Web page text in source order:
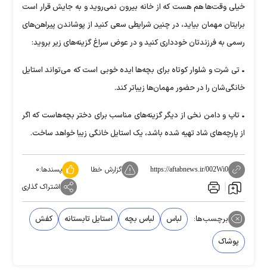
خیلی وقت‌ها هم هست که از خانه بیرون نمی‌روید و به جایش قرار است
برایتان مهمان بیاید، در چنین شرایطی سعی کنید از پوشاندن پیراهن‌های
رسمی به فرزندتان خودداری کنید و در عوض سراغ گزینه‌های زیر بروید:
• تی شرت و شلوار کوتاه برای بچه‌ها ایده خوبی است که می‌تواند استایل
خانگی‌شان را در حضور مهمان‌ها زیباتر کند.
• تاپ و دامن نخی از دیگر گزینه‌های مناسب برای دختر بچه‌هاست که اگر
از پارچه‌های شاد تهیه شده باشد، یک استایل خانگی زیبا خواهد ساخت.
https://aftabnews.ir/002Wi0 گزارش خطا پسندها:۰
اشتراک گذاری
برچسب‌ها: لباس لباس بچه استایل تابستانه
کفش
پوشاک